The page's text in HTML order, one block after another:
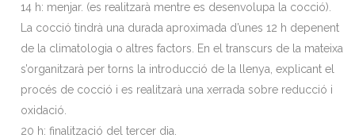
14 h: menjar. (es realitzarà mentre es desenvolupa la cocció).
La cocció tindrà una durada aproximada d’unes 12 h depenent
de la climatologia o altres factors. En el transcurs de la mateixa
s’organitzarà per torns la introducció de la llenya, explicant el
procés de cocció i es realitzarà una xerrada sobre reducció i
oxidació.
20 h: finalització del tercer dia.